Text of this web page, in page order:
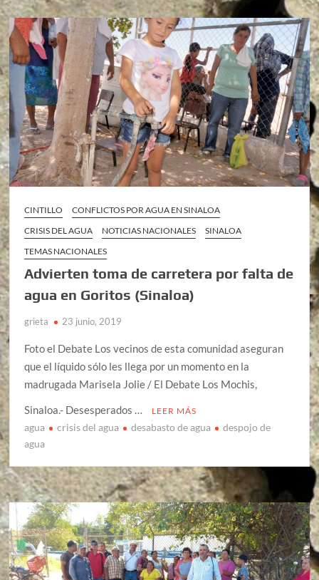
CINTILLO
CONFLICTOS POR AGUA EN SINALOA
CRISIS DEL AGUA
NOTICIAS NACIONALES
SINALOA
TEMAS NACIONALES
Advierten toma de carretera por falta de
agua en Goritos (Sinaloa)
grieta 23 junio, 2019
Foto el Debate Los vecinos de esta comunidad aseguran
que el líquido sólo les llega por un momento en la
madrugada Marisela Jolie / El Debate Los Mochis,
Sinaloa.- Desesperados …
LEER MÁS
agua crisis del agua desabasto de agua
despojo de
agua